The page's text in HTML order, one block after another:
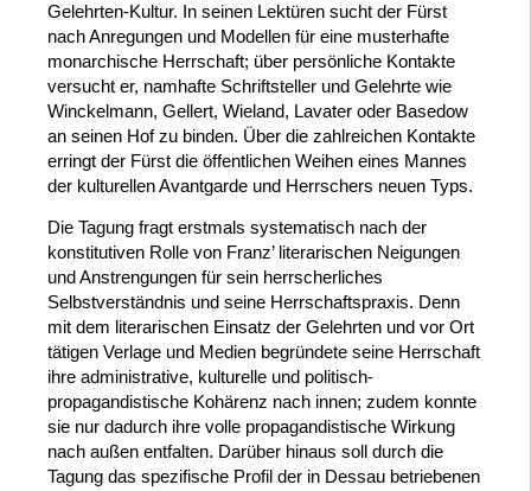
Gelehrten-Kultur. In seinen Lektüren sucht der Fürst
nach Anregungen und Modellen für eine musterhafte
monarchische Herrschaft; über persönliche Kontakte
versucht er, namhafte Schriftsteller und Gelehrte wie
Winckelmann, Gellert, Wieland, Lavater oder Basedow
an seinen Hof zu binden. Über die zahlreichen Kontakte
erringt der Fürst die öffentlichen Weihen eines Mannes
der kulturellen Avantgarde und Herrschers neuen Typs.
Die Tagung fragt erstmals systematisch nach der
konstitutiven Rolle von Franz’ literarischen Neigungen
und Anstrengungen für sein herrscherliches
Selbstverständnis und seine Herrschaftspraxis. Denn
mit dem literarischen Einsatz der Gelehrten und vor Ort
tätigen Verlage und Medien begründete seine Herrschaft
ihre administrative, kulturelle und politisch-
propagandistische Kohärenz nach innen; zudem konnte
sie nur dadurch ihre volle propagandistische Wirkung
nach außen entfalten. Darüber hinaus soll durch die
Tagung das spezifische Profil der in Dessau betriebenen